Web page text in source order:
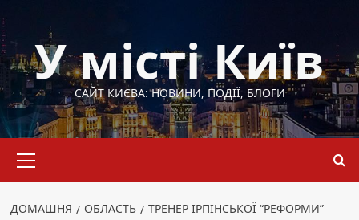
до
вмістуУ місті Київ
САЙТ КИЄВА: НОВИНИ, ПОДІЇ, БЛОГИ
меню
ДОМАШНЯ ОБЛАСТЬ
ТРЕНЕР ІРПІНСЬКОЇ “РЕФОРМИ”